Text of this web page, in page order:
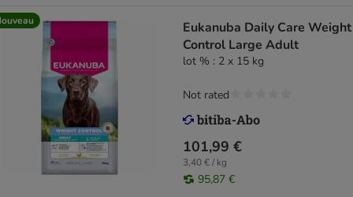
Eukanuba Daily Care Weight
Control Large Adult
lot % : 2 x 15 kg
101,99 €
3,40 € / kg
95,87 €
Not rated